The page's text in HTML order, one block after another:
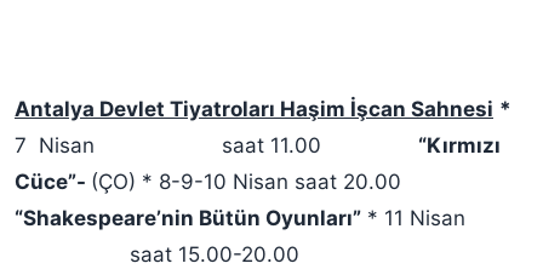
Antalya Devlet Tiyatroları Haşim İşcan Sahnesi *
7 Nisan saat 11.00 “Kırmızı
Cüce”- (ÇO) * 8-9-10 Nisan saat 20.00
“Shakespeare’nin Bütün Oyunları” * 11 Nisan
saat 15.00-20.00